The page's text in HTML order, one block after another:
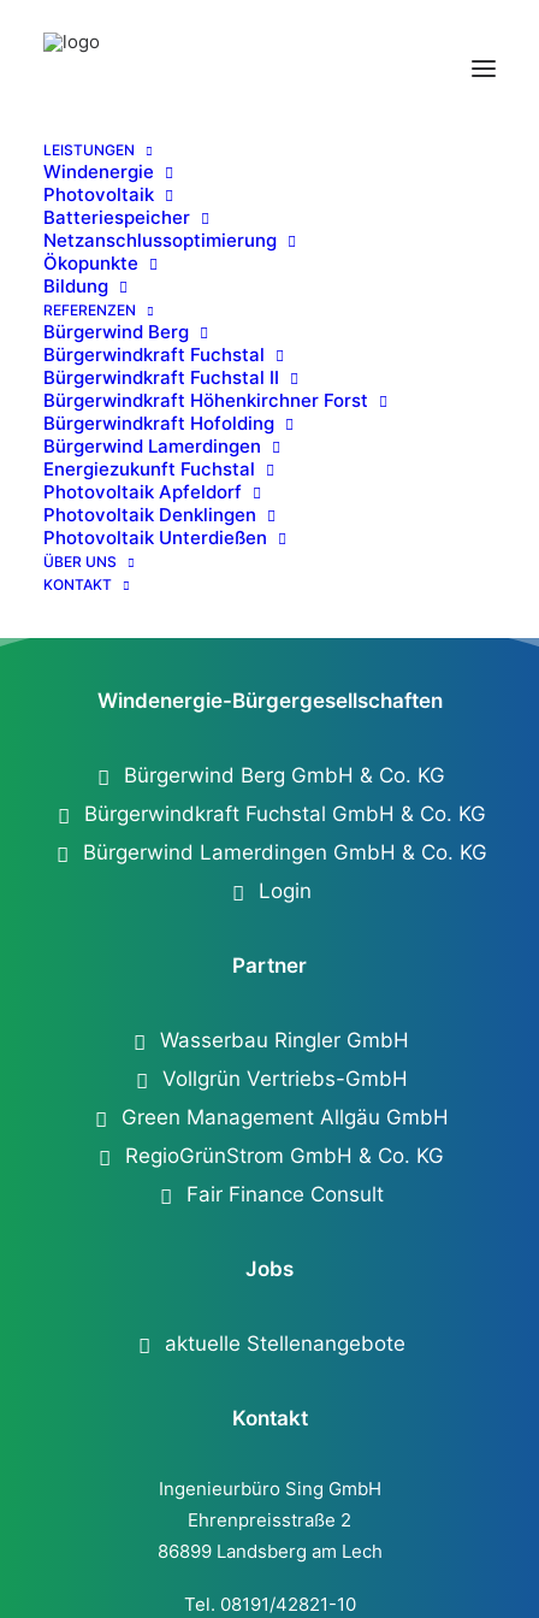
LEISTUNGEN
Windenergie
Photovoltaik
Batteriespeicher
Netzanschlussoptimierung
Ökopunkte
Bildung
REFERENZEN
Bürgerwind Berg
Bürgerwindkraft Fuchstal
Bürgerwindkraft Fuchstal II
Bürgerwindkraft Höhenkirchner Forst
Bürgerwindkraft Hofolding
Bürgerwind Lamerdingen
Energiezukunft Fuchstal
Photovoltaik Apfeldorf
Photovoltaik Denklingen
Photovoltaik Unterdießen
ÜBER UNS
KONTAKT
Home Energiezukunft Fuchstal
Windenergie-Bürgergesellschaften
Bürgerwind Berg GmbH & Co. KG
Bürgerwindkraft Fuchstal GmbH & Co. KG
Bürgerwind Lamerdingen GmbH & Co. KG
Login
Partner
Wasserbau Ringler GmbH
Vollgrün Vertriebs-GmbH
Green Management Allgäu GmbH
RegioGrünStrom GmbH & Co. KG
Fair Finance Consult
Jobs
aktuelle Stellenangebote
Kontakt
Ingenieurbüro Sing GmbH
Ehrenpreisstraße 2
86899 Landsberg am Lech
Tel. 08191/42821-10